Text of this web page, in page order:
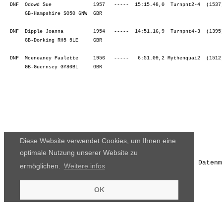
Diese Website verwendet Cookies, um Ihnen eine
optimale Nutzung unserer Website zu
ermöglichen.
Weitere infos
OK
DNF  Odowd Sue              1957   -----  15:15.48,0  Turnpnt2-4
GB-Hampshire SO50 6NW  GBR
DNF  Dipple Joanna          1954   -----  14:51.16,9  Turnpnt4-3
GB-Dorking RH5 5LE     GBR
DNF  Mceneaney Paulette     1956   -----   6:51.09,2 Mythenquai2
GB-Guernsey GY80BL     GBR
Die Ergebnisse, das Bildmaterial und das weitere